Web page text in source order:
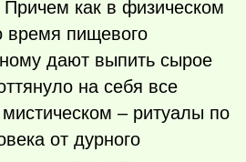
как в физическом
время пищевого
дают выпить сырое
на себя все
– ритуалы по
от дурного